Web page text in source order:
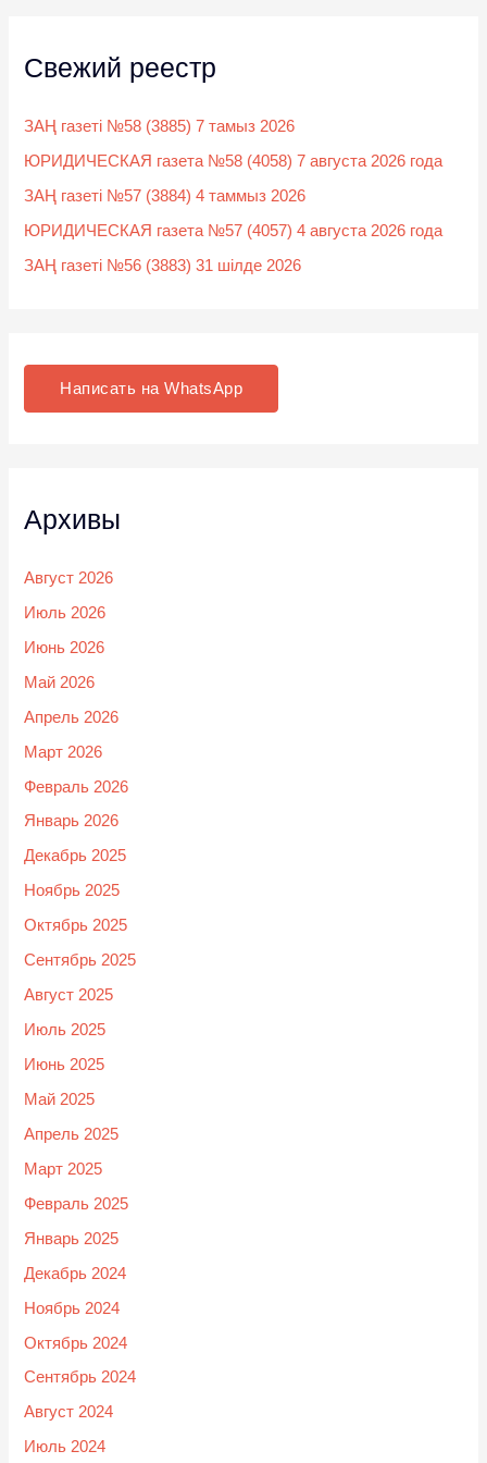
Свежий реестр
ЗАҢ газеті №58 (3885) 7 тамыз 2026
ЮРИДИЧЕСКАЯ газета №58 (4058) 7 августа 2026 года
ЗАҢ газеті №57 (3884) 4 таммыз 2026
ЮРИДИЧЕСКАЯ газета №57 (4057) 4 августа 2026 года
ЗАҢ газеті №56 (3883) 31 шілде 2026
Написать на WhatsApp
Архивы
Август 2026
Июль 2026
Июнь 2026
Май 2026
Апрель 2026
Март 2026
Февраль 2026
Январь 2026
Декабрь 2025
Ноябрь 2025
Октябрь 2025
Сентябрь 2025
Август 2025
Июль 2025
Июнь 2025
Май 2025
Апрель 2025
Март 2025
Февраль 2025
Январь 2025
Декабрь 2024
Ноябрь 2024
Октябрь 2024
Сентябрь 2024
Август 2024
Июль 2024